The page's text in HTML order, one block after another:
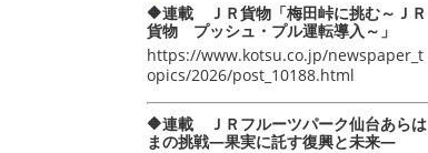
🔶連載 ＪＲ貨物「梅田峠に挑む～ＪＲ
貨物 プッシュ・プル運転導入～」
https://www.kotsu.co.jp/newspaper_t
opics/2026/post_10188.html
🔶連載 ＪＲフルーツパーク仙台あらは
まの挑戦―果実に託す復興と未来―